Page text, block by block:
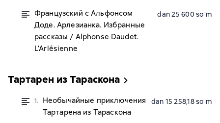
Французский с Альфонсом
Доде. Арлезианка. Избранные
рассказы / Alphonse Daudet.
L’Arlésienne
dan 25 600 soʻm
Тартарен из Тараскона
1.
Необычайные приключения
Тартарена из Тараскона
dan 15 258,18 soʻm